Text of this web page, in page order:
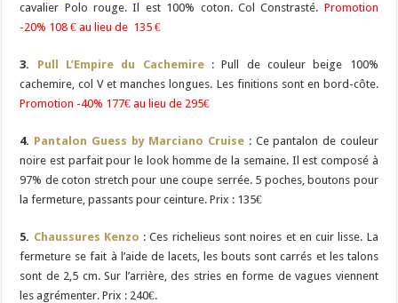
cavalier Polo rouge. Il est 100% coton. Col Constrasté. Promotion
-20% 108 € au lieu de 135 €
3. Pull L’Empire du Cachemire
: Pull de couleur beige 100%
cachemire, col V et manches longues. Les finitions sont en bord-côte.
Promotion -40% 177€ au lieu de 295€
4. Pantalon Guess by Marciano Cruise : Ce pantalon de couleur
noire est parfait pour le look homme de la semaine. Il est composé à
97% de coton stretch pour une coupe serrée. 5 poches, boutons pour
la fermeture, passants pour ceinture. Prix : 135€
5. Chaussures Kenzo : Ces richelieus sont noires et en cuir lisse. La
fermeture se fait à l’aide de lacets, les bouts sont carrés et les talons
sont de 2,5 cm. Sur l’arrière, des stries en forme de vagues viennent
les agrémenter. Prix : 240€.